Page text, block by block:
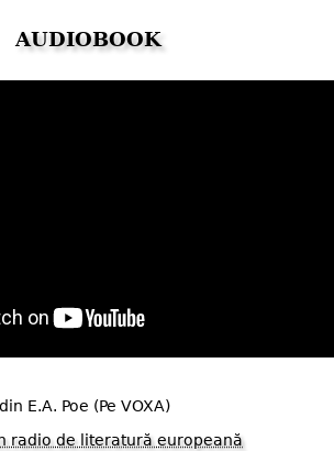
AUDIOBOOK
E.A. Poe (Pe VOXA)
radio de literatură europeană